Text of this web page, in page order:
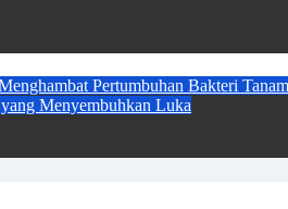
Pertumbuhan Bakteri
Menyembuhkan Luka